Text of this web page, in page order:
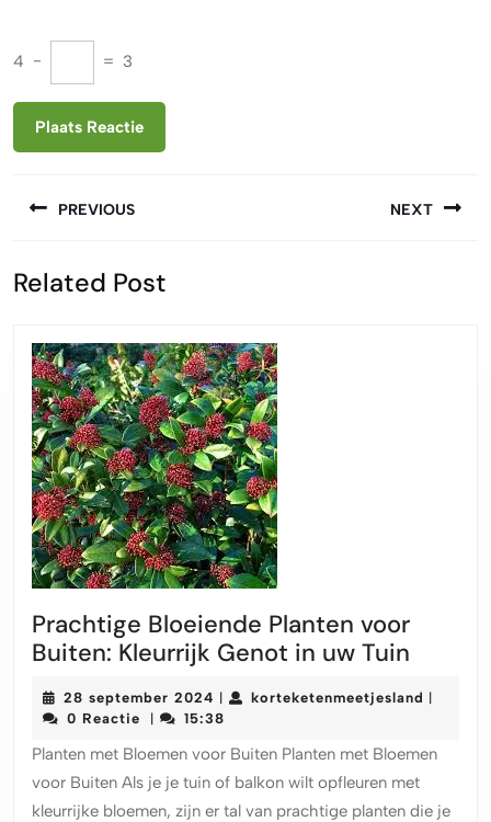
4 − = 3
PREVIOUS
bericht:
NEXT
Related Post
Prachtige Bloeiende Planten voor
Buiten: Kleurrijk Genot in uw Tuin
Buiten:
28 september 2024 28
september
| korteketenmeetjesland |
0 Reactie | 15:38
Planten met Bloemen voor Buiten Planten met Bloemen
voor Buiten Als je je tuin of balkon wilt opfleuren met
kleurrijke bloemen, zijn er tal van prachtige planten die je